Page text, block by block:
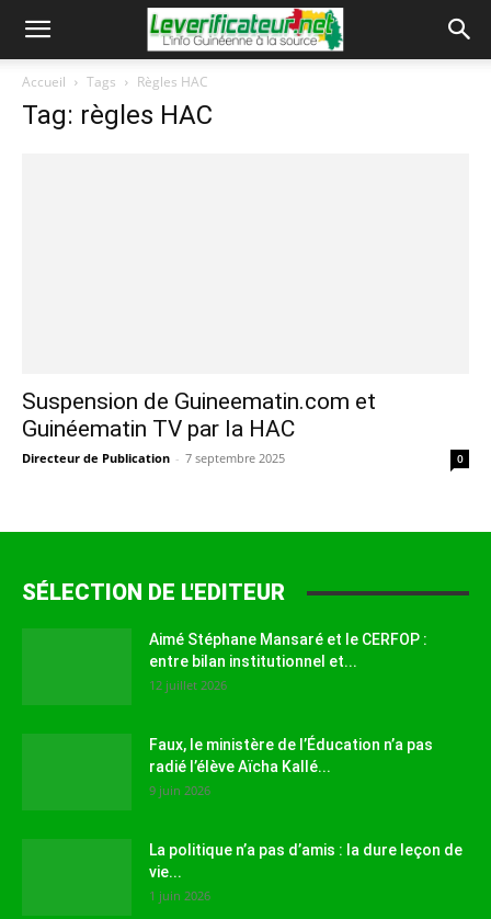
Accueil Tags Règles HAC
Tag: règles HAC
Suspension de Guineematin.com et
Guinéematin TV par la HAC
Directeur de Publication - 7 septembre 2025 0
SÉLECTION DE L'EDITEUR
Aimé Stéphane Mansaré et le CERFOP :
entre bilan institutionnel et...
12 juillet 2026
Faux, le ministère de l’Éducation n’a pas
radié l’élève Aïcha Kallé...
9 juin 2026
La politique n’a pas d’amis : la dure leçon de
vie...
1 juin 2026